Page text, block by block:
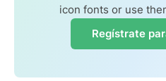
icon fonts or use
Regístrate